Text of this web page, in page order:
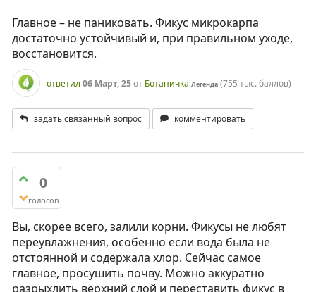
Главное – не паниковать. Фикус микрокарпа
достаточно устойчивый и, при правильном уходе,
восстановится.
ответил 06 Март, 25от Ботаничка Легенда (755 тыс.баллов)
задать связанный вопрос комментировать
0
голосов
Вы, скорее всего, залили корни. Фикусы не любят
переувлажнения, особенно если вода была не
отстоянной и содержала хлор. Сейчас самое
главное, просушить почву. Можно аккуратно
разрыхлить верхний слой и переставить фикус в